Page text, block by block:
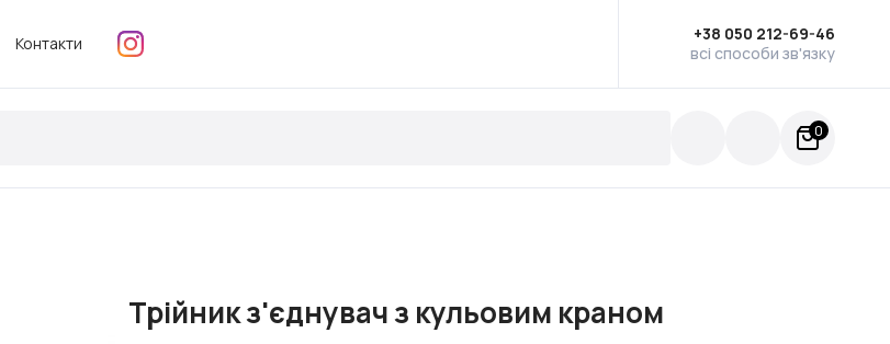
Контакти
+38 050 212-69-46
всі способи зв'язку
0
Трійник з'єднувач з кульовим краном